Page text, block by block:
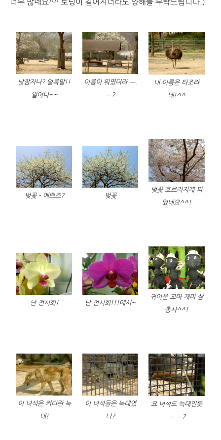
낮잠자나? 얼룩말!!
일어나~~
이름이 뭐였더라 ㅡ.
ㅡ?
내 이름은 타조라
네!^^
벚꽃 - 예쁘죠? 벚꽃
벚꽃 흐르러지게 피
었네요^^!
난 전시회! 난 전시회!!!에서~
귀여운 꼬마 개미 삼
총사^^!
이 녀석은 커다란 늑
대!
이 녀석들은 늑대였
나?
요 녀석도 늑대인듯
ㅡ.ㅡ?